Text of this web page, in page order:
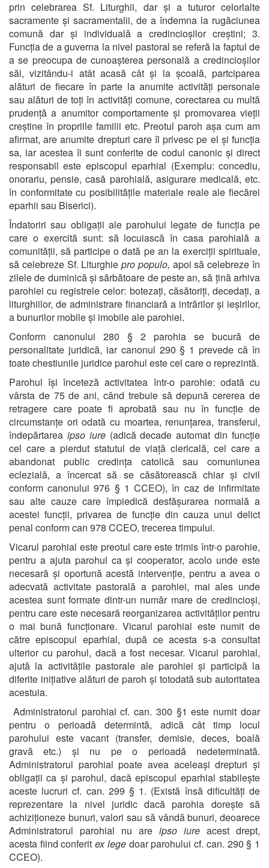
prin celebrarea Sf. Liturghii, dar și a tuturor celorlalte
sacramente și sacramentalii, de a îndemna la rugăciunea
comună dar și individuală a credincioșilor creștini; 3.
Funcția de a guverna la nivel pastoral se referă la faptul de
a se preocupa de cunoașterea personală a credincioșilor
săi, vizitându-i atât acasă cât și la școală, partciparea
alături de fiecare în parte la anumite activități personale
sau alături de toți în activități comune, corectarea cu multă
prudență a anumitor comportamente și promovarea vieții
creștine în propriile familii etc. Preotul paroh așa cum am
afirmat, are anumite drepturi care îl privesc pe el și funcția
sa, iar acestea îi sunt conferite de codul canonic și direct
responsabil este episcopul eparhial (Exemplu: concediu,
onorariu, pensie, casă parohială, asigurare medicală, etc.
în conformitate cu posibilitățile materiale reale ale fiecărei
eparhii sau Biserici).
Îndatoriri sau obligații ale parohului legate de funcția pe
care o exercită sunt: să locuiască în casa parohială a
comunității, să participe o dată pe an la exerciții spirituale,
să celebreze Sf. Liturghiepro populo, apoi să celebreze în
zilele de duminică și sărbătoare de peste an, să țină arhiva
parohiei cu registrele celor: botezați, căsătoriți, decedați, a
liturghiilor, de administrare financiară a intrărilor și ieșirilor,
a bunurilor mobile și imobile ale parohiei.
Conform canonului 280 § 2 parohia se bucură de
personalitate juridică, iar canonul 290 § 1 prevede că în
toate chestiunile juridice parohul este cel care o reprezintă.
Parohul își înceteză activitatea într-o parohie: odată cu
vârsta de 75 de ani, când trebuie să depună cererea de
retragere care poate fi aprobată sau nu în funcție de
circumstanțe ori odată cu moartea, renunțarea, transferul,
îndepărtarea ipso iure(adică decade automat din funcție
cel care a pierdut statutul de viață clericală, cel care a
abandonat public credința catolică sau comuniunea
eclezială, a încercat să se căsătorească chiar și civil
conform canonului 976 § 1 CCEO), în caz de infirmitate
sau alte cauze care împiedică desfășurarea normală a
acestei funcții, privarea de funcție din cauza unui delict
penal conform can 978 CCEO, trecerea timpului.
Vicarul parohial este preotul care este trimis într-o parohie,
pentru a ajuta parohul ca și cooperator, acolo unde este
necesară și oportună acestă intervenție, pentru a avea o
adecvată activitate pastorală a parohiei, mai ales unde
acestea sunt formate dintr-un număr mare de credincioși,
pentru care este necesară reorganizarea activităților pentru
o mai bună funcționare. Vicarul parohial este numit de
către episcopul eparhial, după ce acesta s-a consultat
ulterior cu parohul, dacă a fost necesar. Vicarul parohial,
ajută la activitățile pastorale ale parohiei și participă la
diferite inițiative alături de paroh și totodată sub autoritatea
acestuia.
Administratorul parohial cf. can. 300 §1 este numit doar
pentru o perioadă determintă, adică cât timp locul
parohului este vacant (transfer, demisie, deces, boală
gravă etc.) și nu pe o perioadă nedeterminată.
Administratorul parohial poate avea aceleași drepturi și
obligații ca și parohul, dacă episcopul eparhial stabilește
aceste lucruri cf. can. 299 § 1. (Există însă dificultăți de
reprezentare la nivel juridic dacă parohia dorește să
achiziționeze bunuri, valori sau să vândă bunuri, deoarece
Administratorul parohial nu are ipso iure acest drept,
acesta fiind conferitex legedoar parohului cf. can. 290 § 1
CCEO).